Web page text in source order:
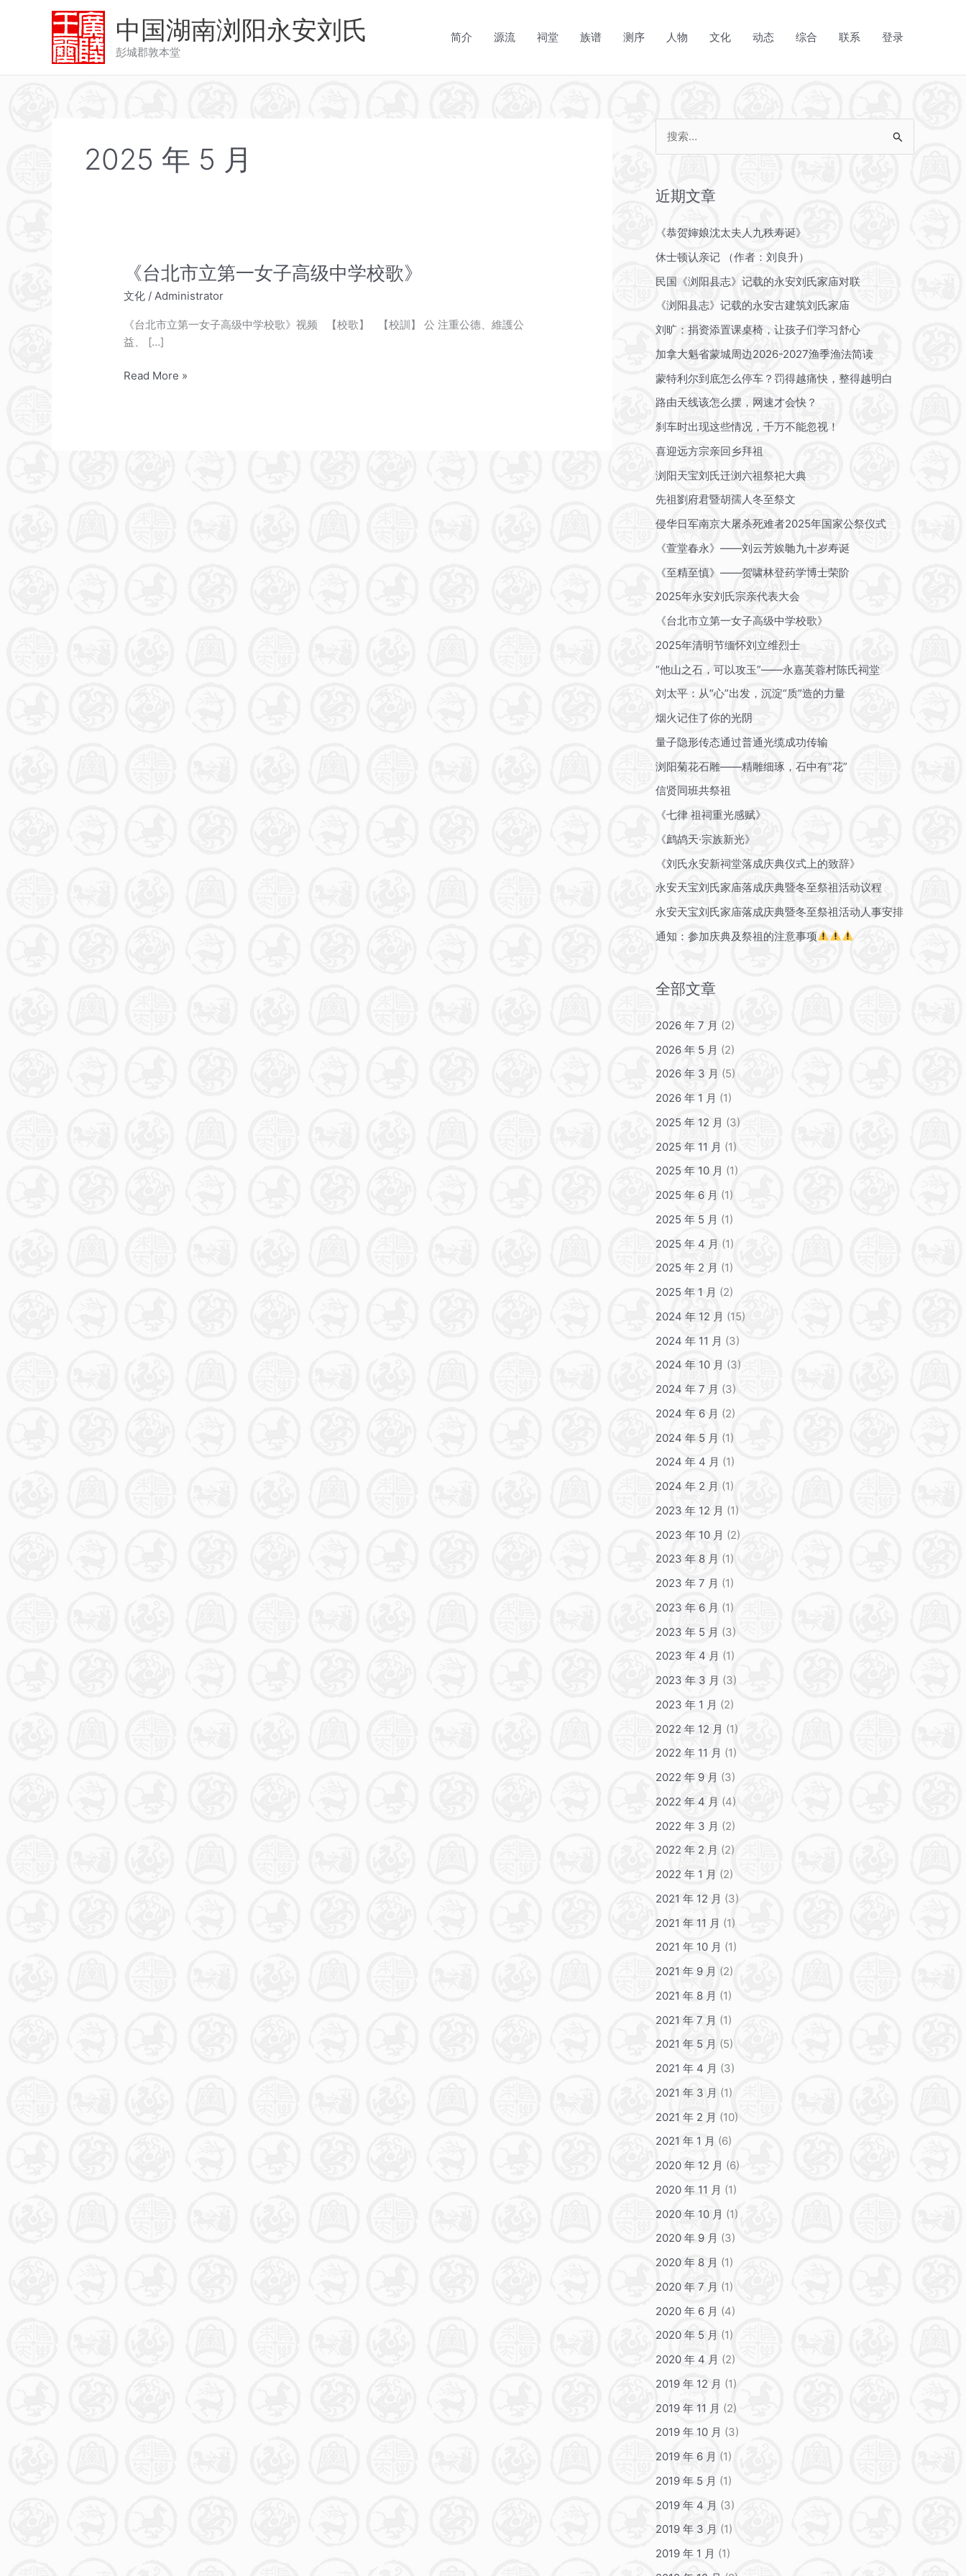
中国湖南浏阳永安刘氏
彭城郡敦本堂
简介 源流 祠堂 族谱 测序 人物 文化 动态 综合 联系 登录
2025 年 5 月
《台北市立第一女子高级中学校歌》
文化 /Administrator
《台北市立第一女子高级中学校歌》视频 【校歌】 【校訓】 公 注重公德、維護公
益、 […]
《台
Read More »
近期文章
《恭贺婶娘沈太夫人九秩寿诞》
休士顿认亲记 （作者：刘良升）
民国《浏阳县志》记载的永安刘氏家庙对联
《浏阳县志》记载的永安古建筑刘氏家庙
刘旷：捐资添置课桌椅，让孩子们学习舒心
加拿大魁省蒙城周边2026-2027渔季渔法简读
蒙特利尔到底怎么停车？罚得越痛快，整得越明白
路由天线该怎么摆，网速才会快？
刹车时出现这些情况，千万不能忽视！
喜迎远方宗亲回乡拜祖
浏阳天宝刘氏迁浏六祖祭祀大典
先祖劉府君暨胡孺人冬至祭文
侵华日军南京大屠杀死难者2025年国家公祭仪式
《萱堂春永》——刘云芳娭毑九十岁寿诞
《至精至慎》——贺啸林登药学博士荣阶
2025年永安刘氏宗亲代表大会
《台北市立第一女子高级中学校歌》
2025年清明节缅怀刘立维烈士
“他山之石，可以攻玉”——永嘉芙蓉村陈氏祠堂
刘太平：从“心”出发，沉淀“质”造的力量
烟火记住了你的光阴
量子隐形传态通过普通光缆成功传输
浏阳菊花石雕——精雕细琢，石中有“花”
信贤同班共祭祖
《七律 祖祠重光感赋》
《鹧鸪天·宗族新光》
《刘氏永安新祠堂落成庆典仪式上的致辞》
永安天宝刘氏家庙落成庆典暨冬至祭祖活动议程
永安天宝刘氏家庙落成庆典暨冬至祭祖活动人事安排
通知：参加庆典及祭祖的注意事项
全部文章
2026 年 7 月 (2)
2026 年 5 月 (2)
2026 年 3 月 (5)
2026 年 1 月 (1)
2025 年 12 月 (3)
2025 年 11 月 (1)
2025 年 10 月 (1)
2025 年 6 月 (1)
2025 年 5 月 (1)
2025 年 4 月 (1)
2025 年 2 月 (1)
2025 年 1 月 (2)
2024 年 12 月 (15)
2024 年 11 月 (3)
2024 年 10 月 (3)
2024 年 7 月 (3)
2024 年 6 月 (2)
2024 年 5 月 (1)
2024 年 4 月 (1)
2024 年 2 月 (1)
2023 年 12 月 (1)
2023 年 10 月 (2)
2023 年 8 月 (1)
2023 年 7 月 (1)
2023 年 6 月 (1)
2023 年 5 月 (3)
2023 年 4 月 (1)
2023 年 3 月 (3)
2023 年 1 月 (2)
2022 年 12 月 (1)
2022 年 11 月 (1)
2022 年 9 月 (3)
2022 年 4 月 (4)
2022 年 3 月 (2)
2022 年 2 月 (2)
2022 年 1 月 (2)
2021 年 12 月 (3)
2021 年 11 月 (1)
2021 年 10 月 (1)
2021 年 9 月 (2)
2021 年 8 月 (1)
2021 年 7 月 (1)
2021 年 5 月 (5)
2021 年 4 月 (3)
2021 年 3 月 (1)
2021 年 2 月 (10)
2021 年 1 月 (6)
2020 年 12 月 (6)
2020 年 11 月 (1)
2020 年 10 月 (1)
2020 年 9 月 (3)
2020 年 8 月 (1)
2020 年 7 月 (1)
2020 年 6 月 (4)
2020 年 5 月 (1)
2020 年 4 月 (2)
2019 年 12 月 (1)
2019 年 11 月 (2)
2019 年 10 月 (3)
2019 年 6 月 (1)
2019 年 5 月 (1)
2019 年 4 月 (3)
2019 年 3 月 (1)
2019 年 1 月 (1)